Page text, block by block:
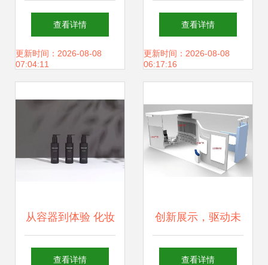
道——简析中国白
酒创意包装设计大
查看详情
更新时间：2026-08-08
07:04:11
计 隆城展示的专业
制造之道
查看详情
更新时间：2026-08-08
06:17:16
从容器到体验 化妆
品包装的系列创意
查看详情
创新展示，驱动未
来 SAREN创意设
查看详情